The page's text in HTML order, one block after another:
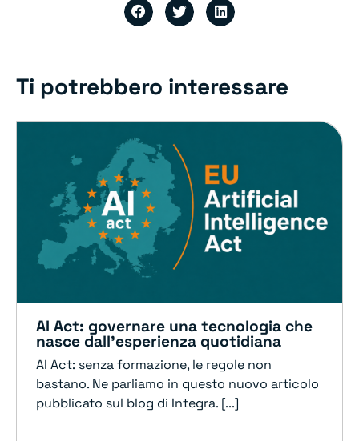
Ti potrebbero interessare
AI Act: governare una tecnologia che
nasce dall’esperienza quotidiana
AI Act: senza formazione, le regole non
bastano. Ne parliamo in questo nuovo articolo
pubblicato sul blog di Integra. [...]